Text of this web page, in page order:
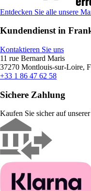
Entdecken Sie alle unsere
Kundendienst in
Kontaktieren Sie uns
11 rue Bernard Maris
37270 Montlouis-sur-Loire,
+33 1 86 47 62 58
Sichere Zahlung
Kaufen Sie sicher auf